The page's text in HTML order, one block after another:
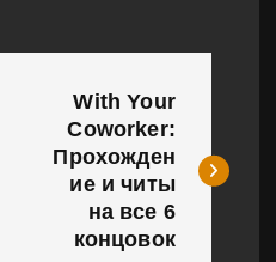
With Your
Coworker:
Прохожден
ие и читы
на все 6
концовок